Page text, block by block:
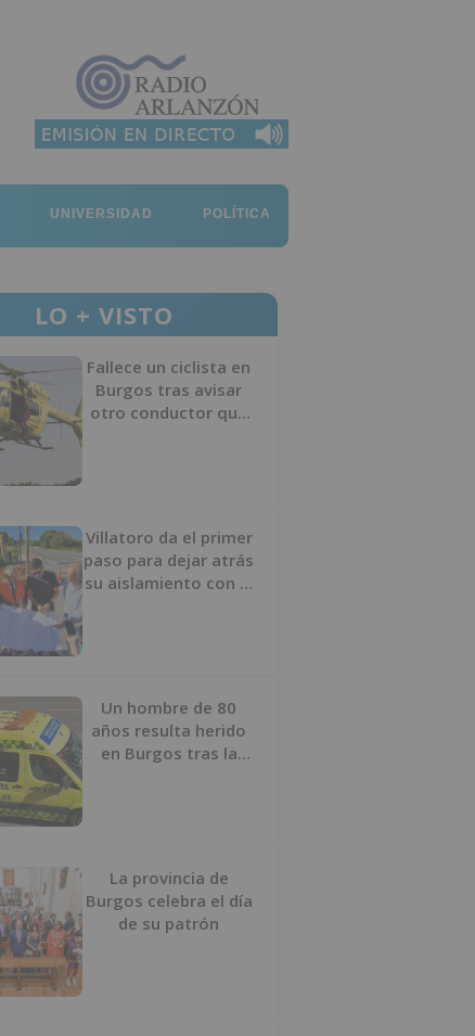
UNIVERSIDAD POLÍTICA
LO + VISTO
Fallece un ciclista en
Burgos tras avisar
otro conductor que
Villatoro da el primer
paso para dejar atrás
su aislamiento con el
Un hombre de 80
años resulta herido
en Burgos tras la
La provincia de
Burgos celebra el día
de su patrón